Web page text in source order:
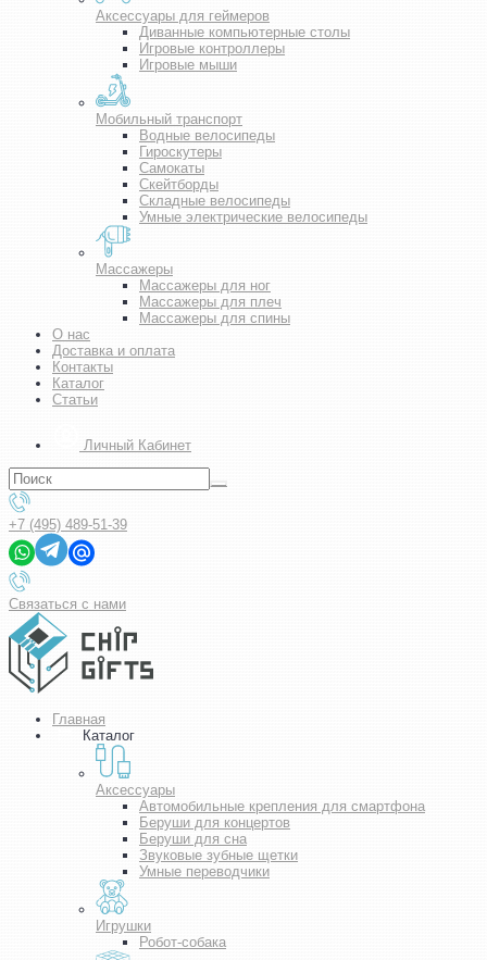
Аксессуары для геймеров
Диванные компьютерные столы
Игровые контроллеры
Игровые мыши
Мобильный транспорт
Водные велосипеды
Гироскутеры
Самокаты
Скейтборды
Складные велосипеды
Умные электрические велосипеды
Массажеры
Массажеры для ног
Массажеры для плеч
Массажеры для спины
О нас
Доставка и оплата
Контакты
Каталог
Статьи
Личный Кабинет
+7 (495) 489-51-39
Связаться с нами
Главная
Каталог
Аксессуары
Автомобильные крепления для смартфона
Беруши для концертов
Беруши для сна
Звуковые зубные щетки
Умные переводчики
Игрушки
Робот-собака